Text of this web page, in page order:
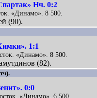
Нч. 0:2
«Динамо». 8 500.
(90).
1:1
«Динамо». 8 500.
(82).
0:0
«Динамо». 6 500.